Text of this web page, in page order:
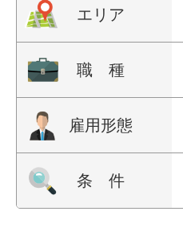
エリア
職 種
雇用形態
条 件